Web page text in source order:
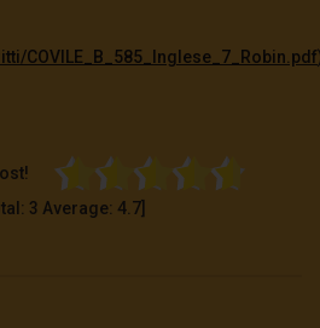
COVILE_B_585_Inglese_7_Robin.pdf
3 Average: 4.7